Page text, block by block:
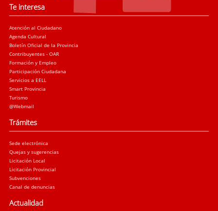
Te interesa
Atención al Ciudadano
Agenda Cultural
Boletín Oficial de la Provincia
Contribuyentes - OAR
Formación y Empleo
Participación Ciudadana
Servicios a EELL
Smart Provincia
Turismo
@Webmail
Trámites
Sede electrónica
Quejas y sugerencias
Licitación Local
Licitación Provincial
Subvenciones
Canal de denuncias
Actualidad